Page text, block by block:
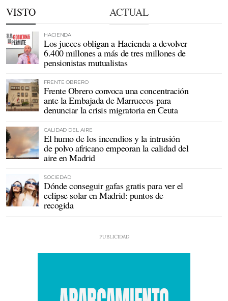
VISTO ACTUAL
HACIENDA
Los jueces obligan a Hacienda a devolver
6.400 millones a más de tres millones de
pensionistas mutualistas
FRENTE OBRERO
Frente Obrero convoca una concentración
ante la Embajada de Marruecos para
denunciar la crisis migratoria en Ceuta
CALIDAD DEL AIRE
El humo de los incendios y la intrusión
de polvo africano empeoran la calidad del
aire en Madrid
SOCIEDAD
Dónde conseguir gafas gratis para ver el
eclipse solar en Madrid: puntos de
recogida